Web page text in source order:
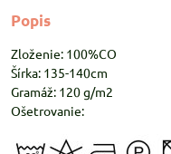
Popis
Zloženie: 100%CO
Šírka: 135-140cm
Gramáž: 120 g/m2
Ošetrovanie: